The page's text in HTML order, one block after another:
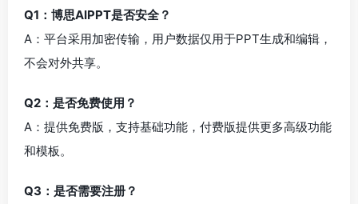
Q1：博思AIPPT是否安全？
A：平台采用加密传输，用户数据仅用于PPT生成和编辑，
不会对外共享。
Q2：是否免费使用？
A：提供免费版，支持基础功能，付费版提供更多高级功能
和模板。
Q3：是否需要注册？